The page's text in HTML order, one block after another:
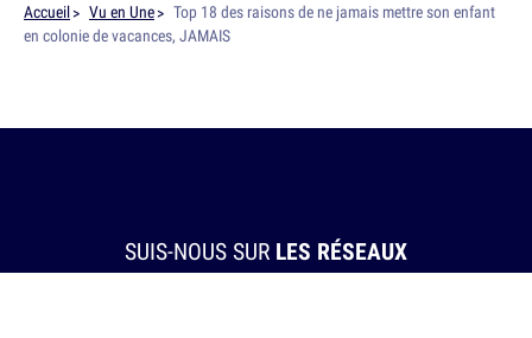
Accueil Vu en Une
Top 18 des raisons de ne jamais mettre son enfant
en colonie de vacances, JAMAIS
SUIS-NOUS SUR LES RÉSEAUX